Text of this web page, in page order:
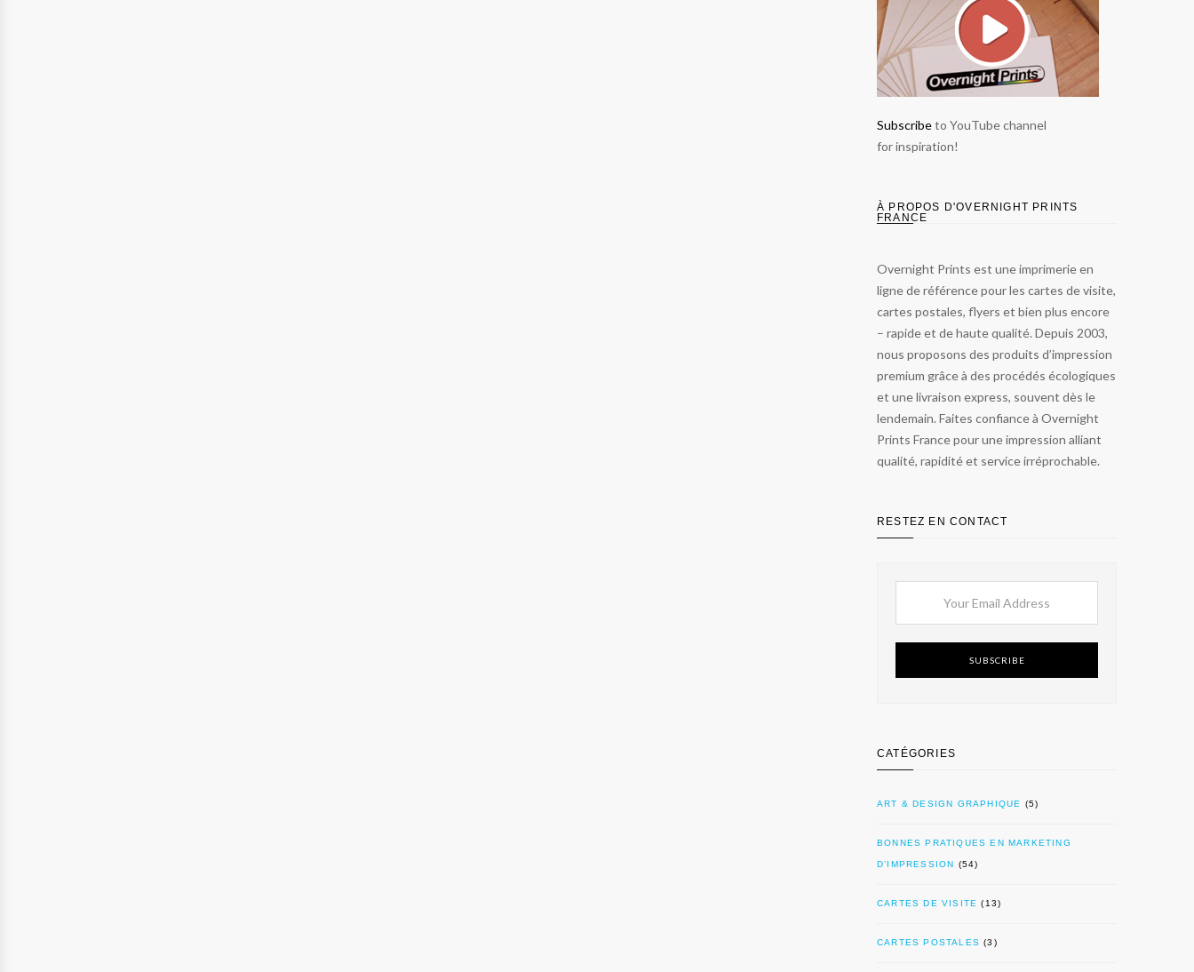
Subscribeto YouTube channel
for inspiration!
À PROPOS D'OVERNIGHT PRINTS
FRANCE
Overnight Prints est une imprimerie en
ligne de référence pour les cartes de visite,
cartes postales, flyers et bien plus encore
– rapide et de haute qualité. Depuis 2003,
nous proposons des produits d’impression
premium grâce à des procédés écologiques
et une livraison express, souvent dès le
lendemain. Faites confiance à Overnight
Prints France pour une impression alliant
qualité, rapidité et service irréprochable.
RESTEZ EN CONTACT
SUBSCRIBE
CATÉGORIES
ART & DESIGN GRAPHIQUE (5)
BONNES PRATIQUES EN MARKETING
D’IMPRESSION (54)
CARTES DE VISITE (13)
CARTES POSTALES (3)